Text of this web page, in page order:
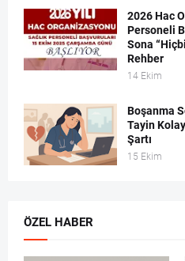
2026 Hac
Personeli
Sona
Rehber
14 Ekim
Boşanma
Tayin
Şartı
15 Ekim
ÖZEL HABER